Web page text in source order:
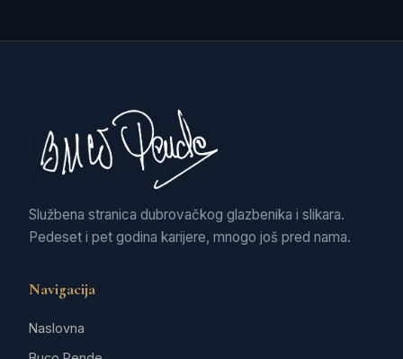
Službena stranica dubrovačkog glazbenika i slikara.
Pedeset i pet godina karijere, mnogo još pred nama.
Navigacija
Naslovna